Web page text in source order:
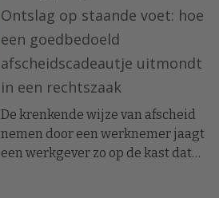
van dienst en positieve
beoordelingen spelen hierbij ook
een belangrijke rol.
Ontslag op staande voet: hoe
een goedbedoeld
afscheidscadeautje uitmondt
in een rechtszaak
De krenkende wijze van afscheid
nemen door een werknemer jaagt
een werkgever zo op de kast dat